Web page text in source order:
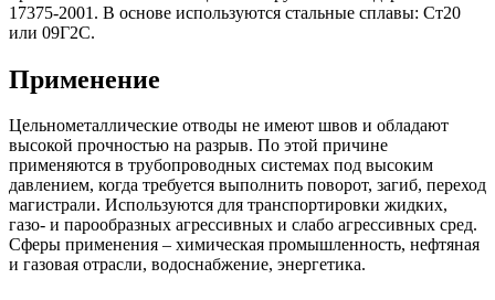
17375-2001. В основе используются стальные сплавы: Ст20
или 09Г2С.
Применение
Цельнометаллические отводы не имеют швов и обладают
высокой прочностью на разрыв. По этой причине
применяются в трубопроводных системах под высоким
давлением, когда требуется выполнить поворот, загиб, переход
магистрали. Используются для транспортировки жидких,
газо- и парообразных агрессивных и слабо агрессивных сред.
Сферы применения – химическая промышленность, нефтяная
и газовая отрасли, водоснабжение, энергетика.